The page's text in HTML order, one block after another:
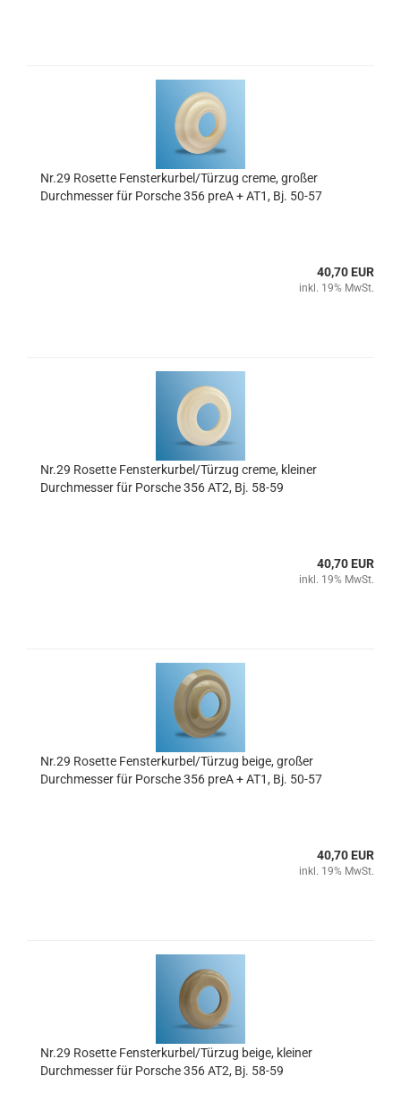
Nr.29 Rosette Fensterkurbel/Türzug creme, großer
Durchmesser für Porsche 356 preA + AT1, Bj. 50-57
40,70 EUR
inkl. 19% MwSt.
Nr.29 Rosette Fensterkurbel/Türzug creme, kleiner
Durchmesser für Porsche 356 AT2, Bj. 58-59
40,70 EUR
inkl. 19% MwSt.
Nr.29 Rosette Fensterkurbel/Türzug beige, großer
Durchmesser für Porsche 356 preA + AT1, Bj. 50-57
40,70 EUR
inkl. 19% MwSt.
Nr.29 Rosette Fensterkurbel/Türzug beige, kleiner
Durchmesser für Porsche 356 AT2, Bj. 58-59